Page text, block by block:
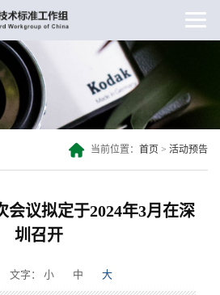
当前位置： 首页 > 活动预告
会议拟定于2024年3月在深
圳召开
文字： 小 中 大